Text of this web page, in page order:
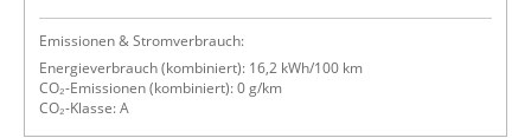
Emissionen & Stromverbrauch:
Energieverbrauch (kombiniert): 16,2 kWh/100 km
CO₂-Emissionen (kombiniert): 0 g/km
CO₂-Klasse: A